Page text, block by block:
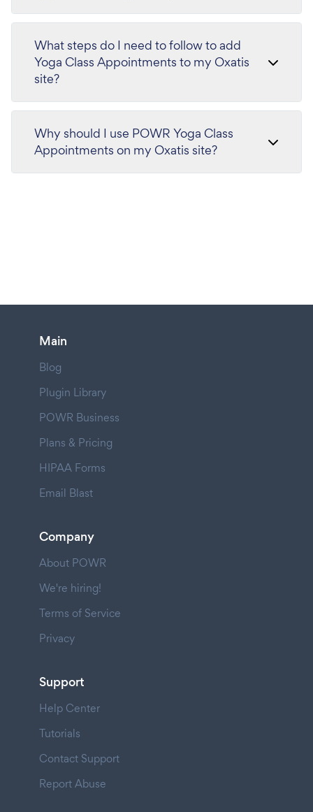
What steps do I need to follow to add
Yoga Class Appointments to my Oxatis
site?
Why should I use POWR Yoga Class
Appointments on my Oxatis site?
Main
Blog
Plugin Library
POWR Business
Plans & Pricing
HIPAA Forms
Email Blast
Company
About POWR
We're hiring!
Terms of Service
Privacy
Support
Help Center
Tutorials
Contact Support
Report Abuse